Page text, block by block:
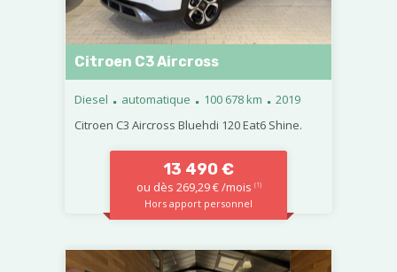
Citroen C3 Aircross
Diesel . automatique . 100 678 km . 2019
Citroen C3 Aircross Bluehdi 120 Eat6 Shine.
13 490 €
ou dès 269,29 € /mois (1)
Hors apport personnel